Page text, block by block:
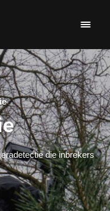
die inbrekers